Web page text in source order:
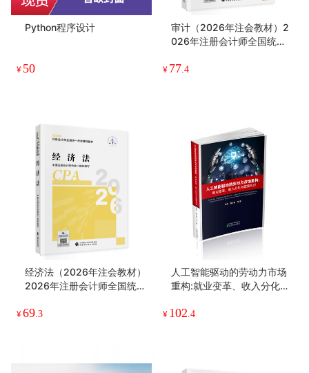
Python程序设计
¥ 50
审计（2026年注会教材）2
026年注册会计师全国统一
注册会计师协会组织编写
¥ 77 .4
经济法（2026年注会教材）
2026年注册会计师全国统一
注册会计师协会组织编写
¥69 .3
人工智能驱动的劳动力市场
重构:就业变革、收入分化与
¥ 102 .4